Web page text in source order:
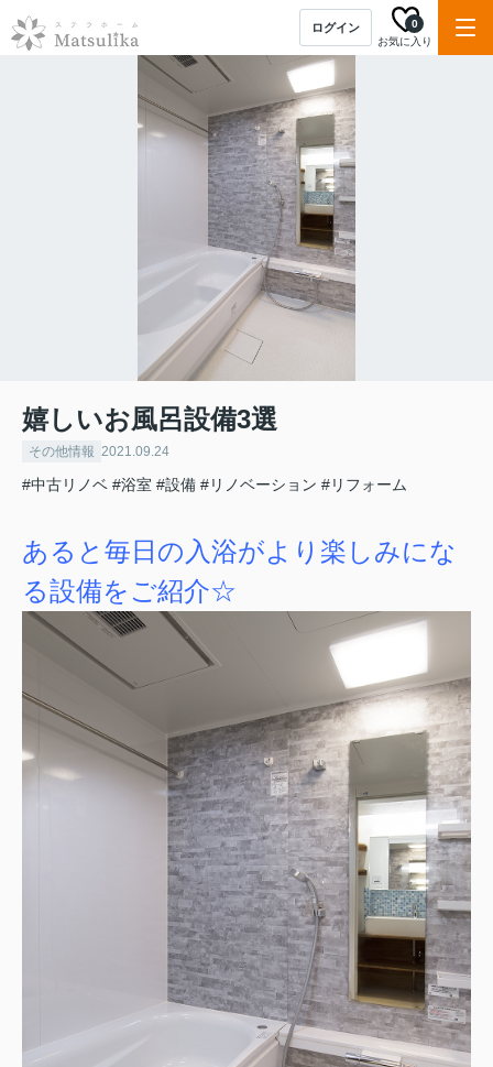
ログイン
お気に入り
0
嬉しいお風呂設備3選
その他情報 2021.09.24
#中古リノベ #浴室 #設備 #リノベーション #リフォーム
あると毎日の入浴がより楽しみにな
る設備をご紹介☆